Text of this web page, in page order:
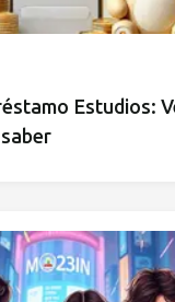
Estudios: